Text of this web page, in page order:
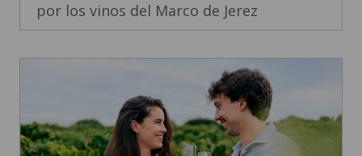
por los vinos del Marco de Jerez